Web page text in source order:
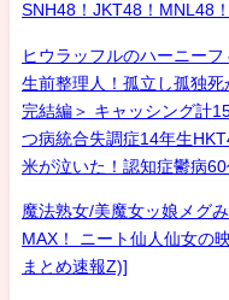
SNH48！JKT48！MNL48
ヒウラッフルのハーニー
生前整理人！孤立し孤独
完結編＞ キャッシング計
つ病統合失調症14年生
米が泣いた！認知症鬱病
魔法熟女/美魔女ッ娘メグ
MAX！ ニート仙人仙女の
まとめ速報Z)]